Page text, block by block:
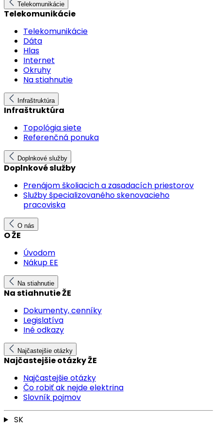
Telekomunikácie
Telekomunikácie
Telekomunikácie
Dáta
Hlas
Internet
Okruhy
Na stiahnutie
Infraštruktúra
Infraštruktúra
Topológia siete
Referenčná ponuka
Doplnkové služby
Doplnkové služby
Prenájom školiacich a zasadacích priestorov
Služby špecializovaného skenovacieho
pracoviska
O nás
O ŽE
Úvodom
Nákup EE
Na stiahnutie
Na stiahnutie ŽE
Dokumenty, cenníky
Legislatíva
Iné odkazy
Najčastejšie otázky
Najčastejšie otázky ŽE
Najčastejšie otázky
Čo robiť ak nejde elektrina
Slovník pojmov
SK